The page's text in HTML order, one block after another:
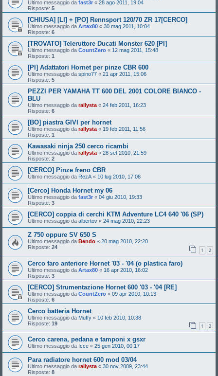
Ultimo messaggio da fast3r « 28 ago 2011, 19:04
Risposte: 5
[CHIUSA] [LI] + [PO] Rennsport 120/70 ZR 17[CERCO]
Ultimo messaggio da Artax80 « 30 mag 2011, 10:04
Risposte: 6
[TROVATO] Teleruttore Ducati Monster 620 [PI]
Ultimo messaggio da CountZero « 12 mag 2011, 15:48
Risposte: 1
[PI] Adattatori Hornet per pinze CBR 600
Ultimo messaggio da spino77 « 21 apr 2011, 15:06
Risposte: 5
PEZZI PER YAMAHA TT 600 DEL 2001 COLORE BIANCO -
BLU
Ultimo messaggio da rallysta « 24 feb 2011, 16:23
Risposte: 6
[BO] piastra GIVI per hornet
Ultimo messaggio da rallysta « 19 feb 2011, 11:56
Risposte: 1
Kawasaki ninja 250 cerco ricambi
Ultimo messaggio da rallysta « 28 set 2010, 21:59
Risposte: 2
[CERCO] Pinze freno CBR
Ultimo messaggio da RezA « 10 lug 2010, 17:08
[Cerco] Honda Hornet my 06
Ultimo messaggio da fast3r « 04 giu 2010, 19:33
Risposte: 3
[CERCO] coppia di cerchi KTM Adventure LC4 640 '06 (SP)
Ultimo messaggio da albertov « 24 mag 2010, 22:23
Z 750 oppure SV 650 S
Ultimo messaggio da Bendo « 20 mag 2010, 22:20
Risposte: 24 1 2
Cerco faro anteriore Hornet '03 - '04 (o plastica faro)
Ultimo messaggio da Artax80 « 16 apr 2010, 16:02
Risposte: 3
[CERCO] Strumentazione Hornet 600 '03 - '04 [RE]
Ultimo messaggio da CountZero « 09 apr 2010, 10:13
Risposte: 6
Cerco batteria Hornet
Ultimo messaggio da Muffy « 10 feb 2010, 10:38
Risposte: 19 1 2
Cerco carena, pedana e tamponi x gsxr
Ultimo messaggio da Icce « 25 gen 2010, 00:17
Para radiatore hornet 600 mod 03/04
Ultimo messaggio da rallysta« 30 nov 2009, 23:44
Risposte: 8